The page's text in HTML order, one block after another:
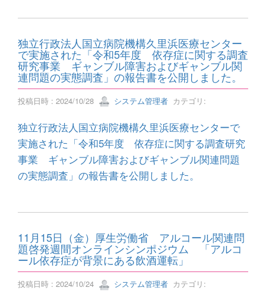
独立行政法人国立病院機構久里浜医療センター
で実施された「令和5年度 依存症に関する調査
研究事業 ギャンブル障害およびギャンブル関
連問題の実態調査」の報告書を公開しました。
投稿日時 : 2024/10/28 システム管理者 カテゴリ:
独立行政法人国立病院機構久里浜医療センターで
実施された「令和5年度 依存症に関する調査研究
事業 ギャンブル障害およびギャンブル関連問題
の実態調査」の報告書を公開しました。
11月15日（金）厚生労働省 アルコール関連問
題啓発週間オンラインシンポジウム 「アルコ
ール依存症が背景にある飲酒運転」
投稿日時 : 2024/10/24 システム管理者 カテゴリ: